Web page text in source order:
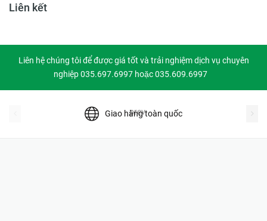
Liên kết
Liên hệ chúng tôi để được giá tốt và trải nghiệm dịch vụ chuyên
nghiệp 035.697.6997 hoặc 035.609.6997
Giao hàng toàn quốc
prev